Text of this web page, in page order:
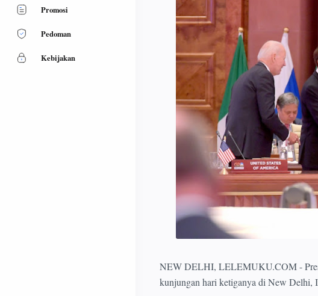
NEW DELHI, LELEMUKU.COM -
kunjungan hari ketiganya di New Delhi,
Promosi
Pedoman
Kebijakan